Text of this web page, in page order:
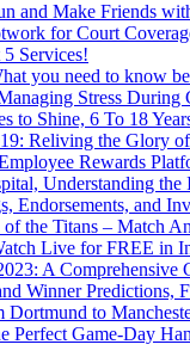
and Make Friends
for Court
Services!
you need to know
Stress During
to Shine, 6 To 18
Reliving the Glory
Rewards
Understanding
and
the Titans – Match
Live for FREE in
A Comprehensive
Winner Predictions,
to
Perfect Game-Day